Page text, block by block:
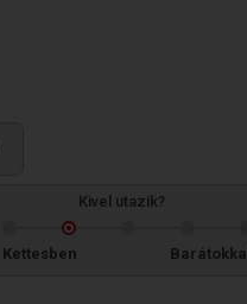
Kivel utazik?
Kettesben Barátokkal